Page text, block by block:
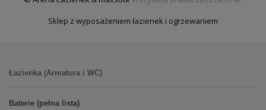
Sklep z wyposażeniem łazienek i ogrzewaniem
Łazienka (Armatura i WC)
Baterie (pełna lista)